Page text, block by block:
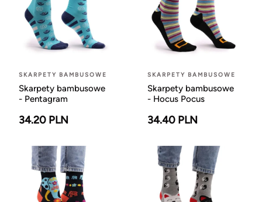
SKARPETY BAMBUSOWE
Skarpety bambusowe
- Pentagram
34.20 PLN
SKARPETY BAMBUSOWE
Skarpety bambusowe
- Hocus Pocus
34.40 PLN